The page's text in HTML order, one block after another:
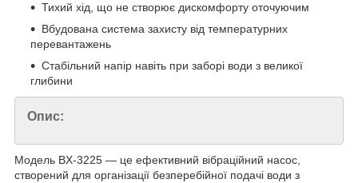
Тихий хід, що не створює дискомфорту оточуючим
Вбудована система захисту від температурних
перевантажень
Стабільний напір навіть при заборі води з великої
глибини
Опис:
Модель BX-3225 — це ефективний вібраційний насос,
створений для організації безперебійної подачі води з